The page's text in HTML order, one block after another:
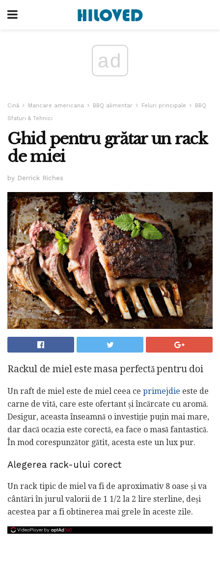
ad
Cină Mancare americana BBQ alimentar Feluri principale
BBQ
Sfaturi & Tehnici
Ghid pentru grătar un rack
de miei
by Derrick Riches
Rackul de miel este masa perfectă pentru doi
Un raft de miel este de miel ceea ce primejdie este de
carne de vită, care este ofertant și încărcate cu aromă.
Desigur, aceasta înseamnă o investiție puțin mai mare,
dar dacă ocazia este corectă, ea face o masă fantastică.
În mod corespunzător gătit, acesta este un lux pur.
Alegerea rack-ului corect
Un rack tipic de miel va fi de aproximativ 8 oase și va
cântări în jurul valorii de 1 1/2 la 2 lire sterline, deși
acestea par a fi obtinerea mai grele în aceste zile.